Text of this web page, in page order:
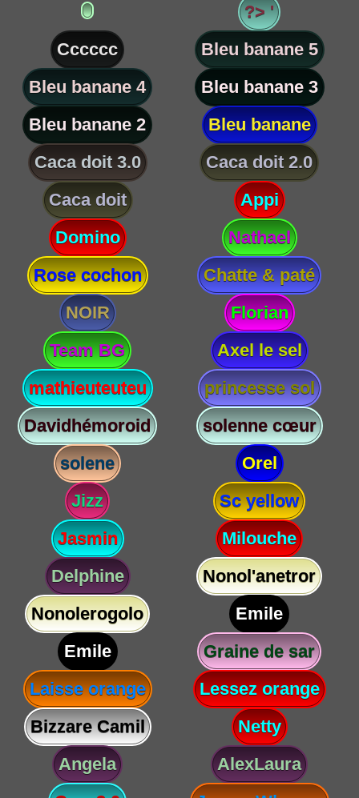
?> '
Cccccc
Bleu banane 5
Bleu banane 4
Bleu banane 3
Bleu banane 2
Bleu banane
Caca doit 3.0
Caca doit 2.0
Caca doit
Appi
Domino
Nathael
Rose cochon
Chatte & paté
NOIR
Florian
Team BG
Axel le sel
mathieuteuteu
princesse sol
Davidhémoroid
solenne cœur
solene
Orel
Jizz
Sc yellow
Jasmin
Milouche
Delphine
Nonol'anetror
Nonolerogolo
Emile
Emile
Graine de sar
Laisse orange
Lessez orange
Bizzare Camil
Netty
Angela
AlexLaura